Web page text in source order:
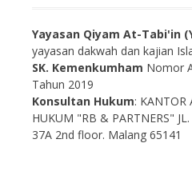
Yayasan Qiyam At-Tabi'in
yayasan dakwah dan kajian
SK. Kemenkumham Nomor
Tahun 2019
Konsultan Hukum: KANTOR
HUKUM "RB & PARTNERS"
37A 2nd floor. Malang 65141